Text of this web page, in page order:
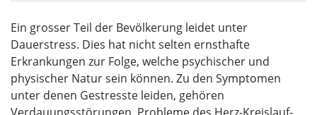
Ein grosser Teil der Bevölkerung leidet unter
Dauerstress. Dies hat nicht selten ernsthafte
Erkrankungen zur Folge, welche psychischer und
physischer Natur sein können. Zu den Symptomen
unter denen Gestresste leiden, gehören